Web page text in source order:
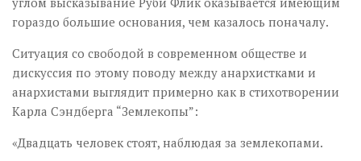
гораздо большие основания, чем казалось поначалу.
Ситуация со свободой в современном обществе и
дискуссия по этому поводу между анархистками и
анархистами выглядит примерно как в стихотворении
Карла Сэндберга “Землекопы”:
«Двадцать человек стоят, наблюдая за землекопами.